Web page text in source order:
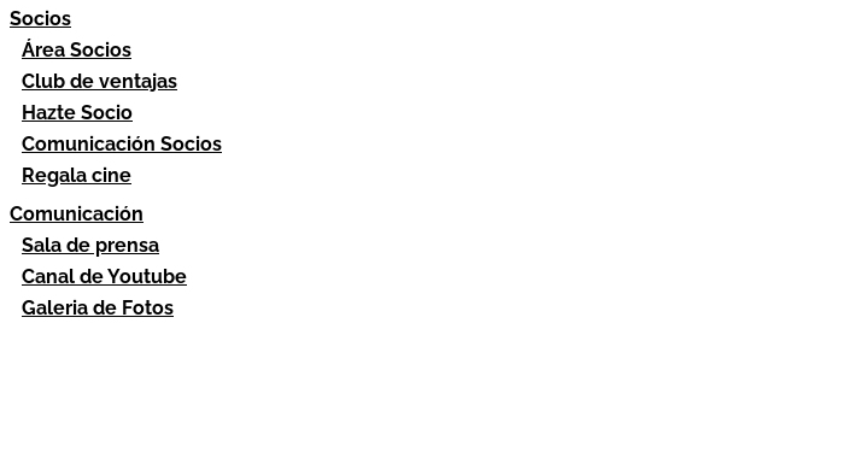
Socios
Área Socios
Club de ventajas
Hazte Socio
Comunicación Socios
Regala cine
Comunicación
Sala de prensa
Canal de Youtube
Galeria de Fotos